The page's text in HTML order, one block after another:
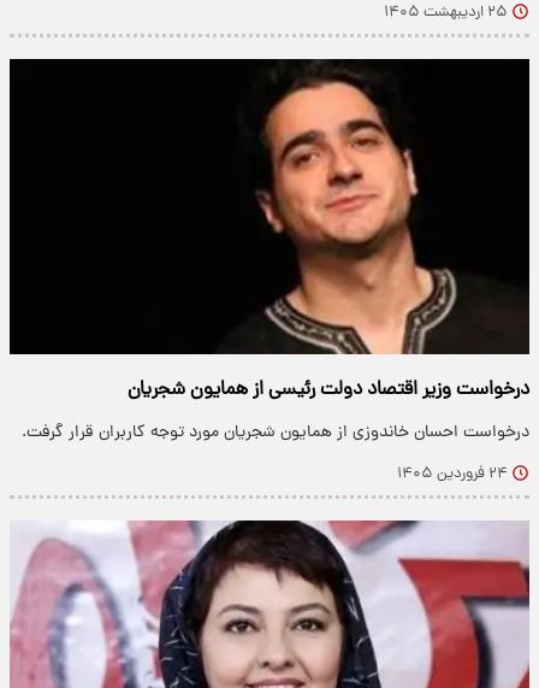
۲۵ اردیبهشت ۱۴۰۵
درخواست وزیر اقتصاد دولت رئیسی از همایون شجریان
درخواست احسان خاندوزی از همایون شجریان مورد توجه کاربران قرار گرفت.
۲۴ فروردین ۱۴۰۵